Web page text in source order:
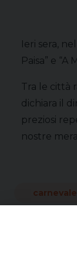
Ieri sera,
Paisa” e “A
Tra le città
dichiara il
preziosi
nostre
carnevale